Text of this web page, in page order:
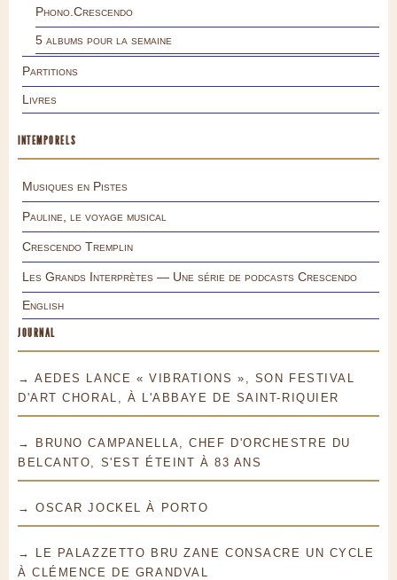
Phono.Crescendo
5 albums pour la semaine
Partitions
Livres
INTEMPORELS
Musiques en Pistes
Pauline, le voyage musical
Crescendo Tremplin
Les Grands Interprètes — Une série de podcasts Crescendo
English
JOURNAL
→ AEDES LANCE « VIBRATIONS », SON FESTIVAL
D'ART CHORAL, À L'ABBAYE DE SAINT-RIQUIER
→ BRUNO CAMPANELLA, CHEF D'ORCHESTRE DU
BELCANTO, S'EST ÉTEINT À 83 ANS
→ OSCAR JOCKEL À PORTO
→ LE PALAZZETTO BRU ZANE CONSACRE UN CYCLE
À CLÉMENCE DE GRANDVAL